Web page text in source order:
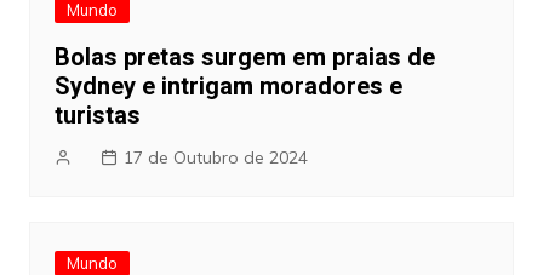
Mundo
Bolas pretas surgem em praias de
Sydney e intrigam moradores e
turistas
17 de Outubro de 2024
Mundo